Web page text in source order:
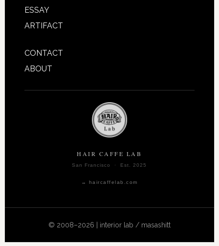
ESSAY
ARTIFACT
CONTACT
ABOUT
HAIR CAFFE LAB
San Francisco · Est. 2025
→ haircaffelab.com
© 2008–2026 | interior lab / masashitt